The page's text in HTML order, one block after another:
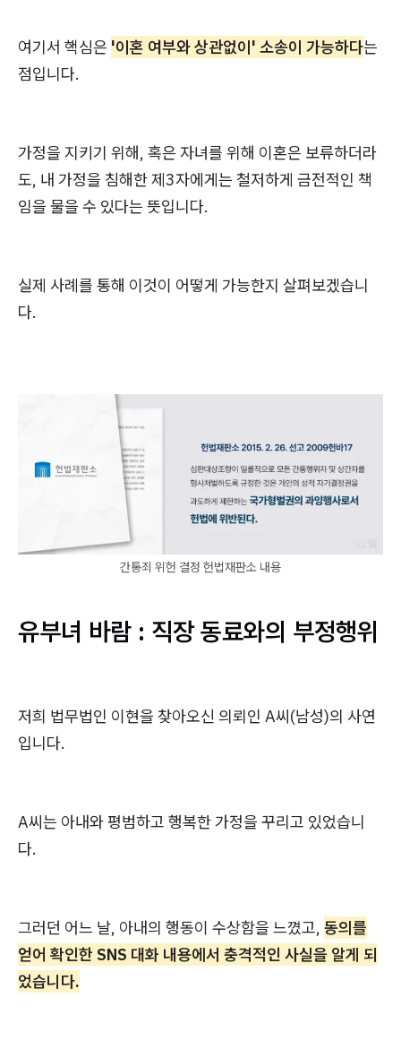
여기서 핵심은 '이혼 여부와 상관없이' 소송이 가능하다는
점입니다.
가정을 지키기 위해, 혹은 자녀를 위해 이혼은 보류하더라
도, 내 가정을 침해한 제3자에게는 철저하게 금전적인 책
임을 물을 수 있다는 뜻입니다.
실제 사례를 통해 이것이 어떻게 가능한지 살펴보겠습니
다.
간통죄 위헌 결정 헌법재판소 내용
유부녀 바람 : 직장 동료와의 부정행위
저희 법무법인 이현을 찾아오신 의뢰인 A씨(남성)의 사연
입니다.
A씨는 아내와 평범하고 행복한 가정을 꾸리고 있었습니
다.
그러던 어느 날, 아내의 행동이 수상함을 느꼈고, 동의를
얻어 확인한 SNS 대화 내용에서 충격적인 사실을 알게 되
었습니다.